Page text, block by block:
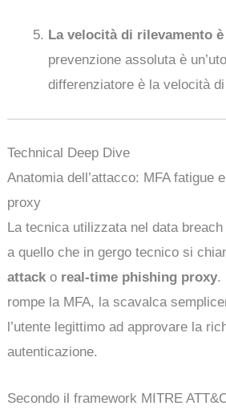
La velocità di rilevamento
prevenzione assoluta è
differenziatore è la velocità
Technical Deep Dive
Anatomia dell’attacco: MFA fatigue
proxy
La tecnica utilizzata nel data
a quello che in gergo tecnico si
attack o real-time phishing proxy.
rompe la MFA, la scavalca
l’utente legittimo ad approvare la
autenticazione.
Secondo il framework MITRE